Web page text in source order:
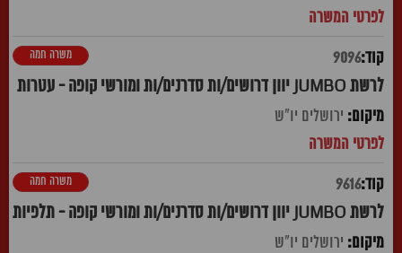
9096
לרשת JUMBO יוון דרושים/ות סדרנים/ות ומורשי קופה - עטרות
משרה חמה
ירושלים יו"ש
9616
לרשת JUMBO יוון דרושים/ות סדרנים/ות ומורשי קופה - תלפיות
משרה חמה
ירושלים יו"ש